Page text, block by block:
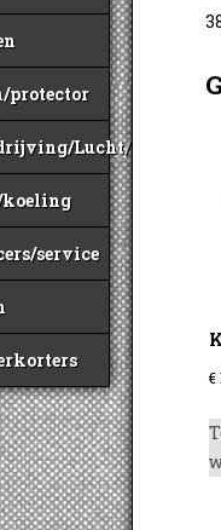
protector
Lucht/Benzine
koeling
service
€